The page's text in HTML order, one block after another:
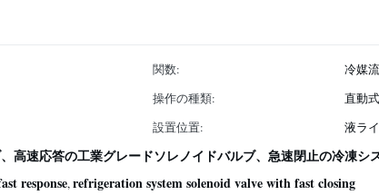
関数:
冷媒
操作の種類:
直動
設置位置:
液ラ
高速応答の工業グレードソレノイドバルブ、急速閉止の冷凍シ
response,refrigeration system solenoid valve with fast closing